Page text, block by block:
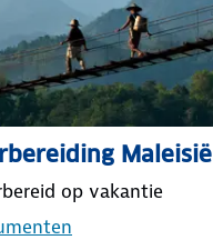
Maleisië
op vakantie